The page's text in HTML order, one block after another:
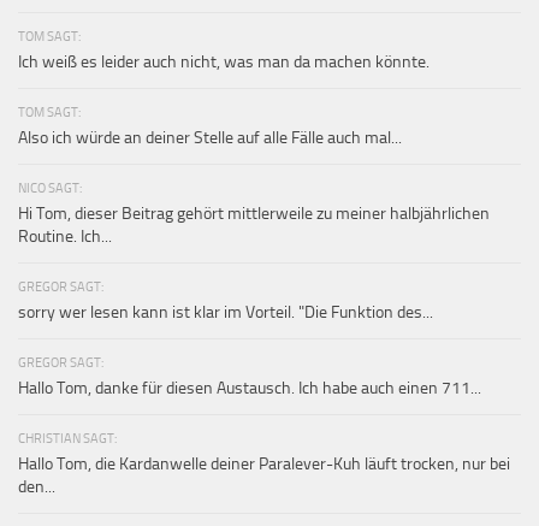
TOM SAGT:
Ich weiß es leider auch nicht, was man da machen könnte.
TOM SAGT:
Also ich würde an deiner Stelle auf alle Fälle auch mal...
NICO SAGT:
Hi Tom, dieser Beitrag gehört mittlerweile zu meiner halbjährlichen
Routine. Ich...
GREGOR SAGT:
sorry wer lesen kann ist klar im Vorteil. "Die Funktion des...
GREGOR SAGT:
Hallo Tom, danke für diesen Austausch. Ich habe auch einen 711...
CHRISTIAN SAGT:
Hallo Tom, die Kardanwelle deiner Paralever-Kuh läuft trocken, nur bei
den...